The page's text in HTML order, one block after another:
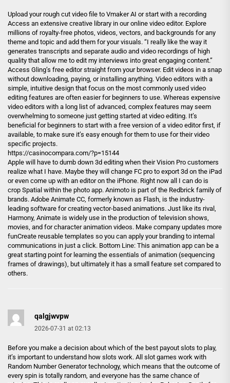
Upload your rough cut video file to Vmaker AI or start with a recording
Access an extensive creative library in our online video editor. Explore
millions of royalty-free photos, videos, vectors, and backgrounds for any
theme and topic and add them for your visuals. “I really like the way it
generates transcripts and separate audio and video recordings of high
quality that allow me to edit my interviews into great engaging content.”
Access Gling’s free editor straight from your browser. Edit videos in a snap
without downloading, paying, or installing anything. Video editors with a
simple, intuitive design that focus on the most commonly used video
editing features are often easier for beginners to use. Whereas expensive
video editors with a long list of advanced, complex features may seem
overwhelming to someone just getting started at video editing. It’s
beneficial for beginners to start with a free version of a video editor first, if
available, to make sure it’s easy enough for them to use for their video
specific projects.
https://casinocompara.com/?p=15144
Apple will have to dumb down 3d editing when their Vision Pro customers
realize what I have. Maybe they will change FC pro to export 3d on the iPad
or even come up with an editor on the iPhone. Right now all I can do is
crop Spatial within the photo app. Animoto is part of the Redbrick family of
brands. Adobe Animate CC, formerly known as Flash, is the industry-
leading software for creating vector-based animations. Just like its rival,
Harmony, Animate is widely use in the production of television shows,
movies, and for character animation videos. Make company updates more
funCreate reusable templates so you can apply your branding to internal
communications in just a click. Bottom Line: This animation app can be a
great starting point for learning the essentials of animation (sequencing
frames of drawings), but ultimately it has a small feature set compared to
others.
qalgjwvpw
2026-07-31 at 02:13
Before you make a decision about which of the best payout slots to play,
it’s important to understand how slots work. All slot games work with
Random Number Generator technology, which means that the outcome of
every spin is totally random, and everyone has the same chance of